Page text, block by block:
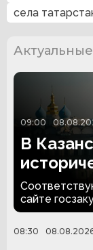
села
09:00
В
рублей
сайте
08:30